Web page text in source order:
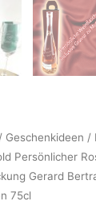
/ Geschenkideen /
Persönlicher
Gerard
75cl